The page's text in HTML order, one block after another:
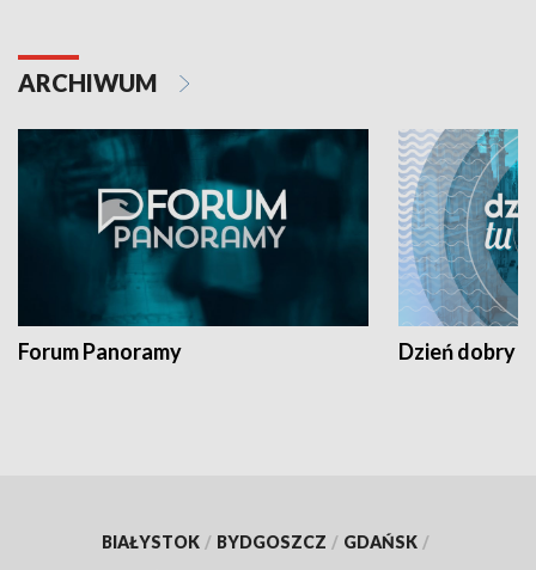
ARCHIWUM
Forum Panoramy Dzień dobry
BIAŁYSTOK / BYDGOSZCZ / GDAŃSK /